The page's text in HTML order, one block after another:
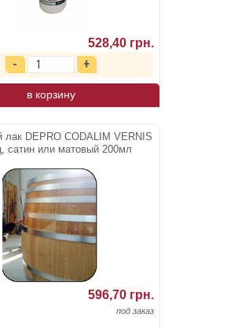
528,40 грн.
в корзину
лак DEPRO CODALIM VERNIS
сатин или матовый 200мл
596,70 грн.
под заказ